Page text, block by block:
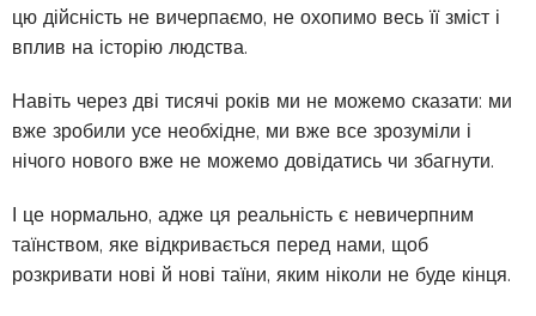
цю дійсність не вичерпаємо, не охопимо весь її зміст і
вплив на історію людства.
Навіть через дві тисячі років ми не можемо сказати: ми
вже зробили усе необхідне, ми вже все зрозуміли і
нічого нового вже не можемо довідатись чи збагнути.
І це нормально, адже ця реальність є невичерпним
таїнством, яке відкри­вається перед нами, щоб
розкривати нові й нові таїни, яким ніколи не буде кінця.